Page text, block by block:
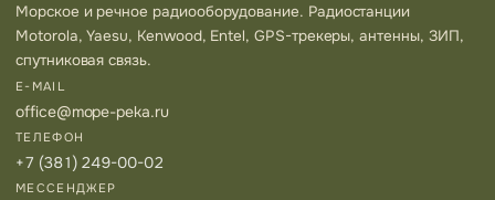
Морское и речное радиооборудование. Радиостанции
Motorola, Yaesu, Kenwood, Entel, GPS-трекеры, антенны, ЗИП,
спутниковая связь.
E-MAIL
office@mope-peka.ru
ТЕЛЕФОН
+7 (381) 249-00-02
МЕССЕНДЖЕР